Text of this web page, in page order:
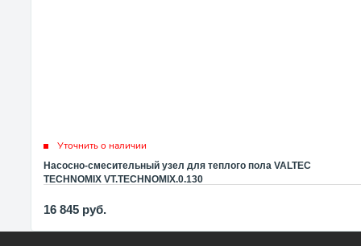
Уточнить о наличии
Насосно-смесительный узел для теплого пола VALTEC
TECHNOMIX VT.TECHNOMIX.0.130
16 845 руб.